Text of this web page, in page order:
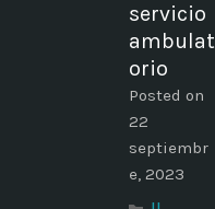
servicio
ambulat
orio
Posted on
22
septiembr
e, 2023